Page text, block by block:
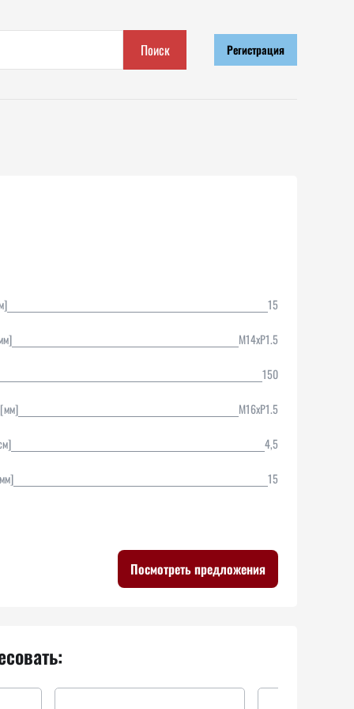
Поиск Регистрация
15
M14xP1.5
150
[мм] M16xP1.5
4,5
15
Посмотреть предложения